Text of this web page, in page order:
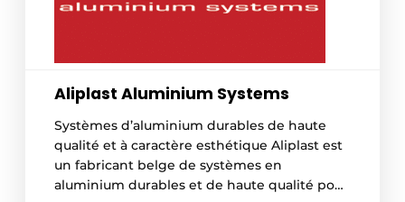
Aliplast Aluminium Systems
Systèmes d’aluminium durables de haute
qualité et à caractère esthétique Aliplast est
un fabricant belge de systèmes en
aluminium durables et de haute qualité pour